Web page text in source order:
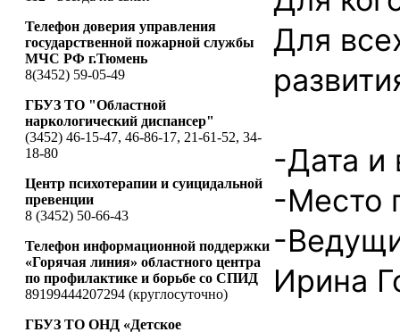
Телефон доверия управления
государственной пожарной службы
МЧС РФ г.Тюмень
8(3452) 59-05-49
ГБУЗ ТО "Областной
наркологический диспансер"
(3452) 46-15-47, 46-86-17, 21-61-52, 34-
18-80
Центр психотерапии и суицидальной
превенции
8 (3452) 50-66-43
Телефон информационной поддержки
«Горячая линия» областного центра
по профилактике и борьбе со СПИД
89199444207294 (круглосуточно)
ГБУЗ ТО ОНД «Детское
Для
-Дата и
-Место
-
Ирина